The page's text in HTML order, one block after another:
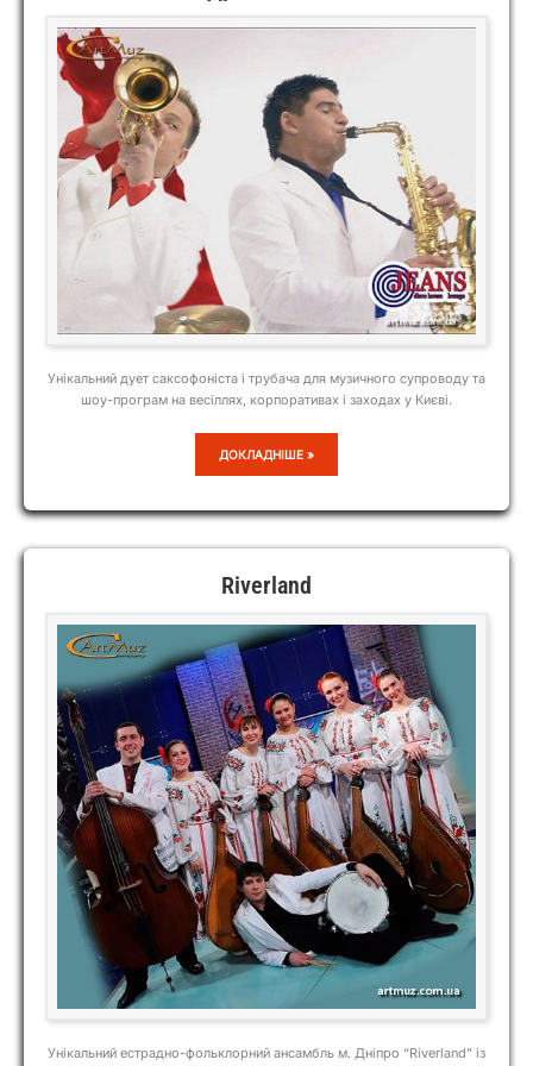
Унікальний дует саксофоніста і трубача для музичного супроводу та
шоу-програм на весіллях, корпоративах і заходах у Києві.
ДУЕТ
ДОКЛАДНІШЕ »
Riverland
Унікальний естрадно-фольклорний ансамбль м. Дніпро “Riverland” із